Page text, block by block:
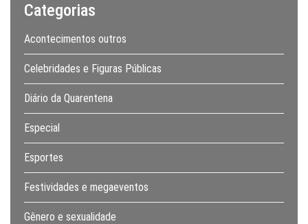
Categorias
Acontecimentos outros
Celebridades e Figuras Públicas
Diário da Quarentena
Especial
Esportes
Festividades e megaeventos
Gênero e sexualidade